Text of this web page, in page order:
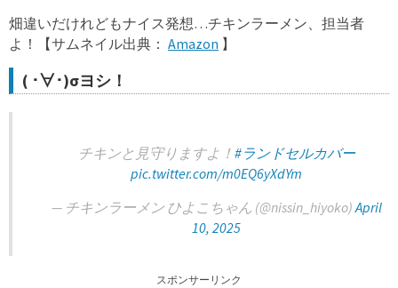
畑違いだけれどもナイス発想…チキンラーメン、担当者
よ！【サムネイル出典： Amazon 】
( ･∀･)σヨシ！
チキンと見守りますよ！ #ランドセルカバー
pic.twitter.com/m0EQ6yXdYm
— チキンラーメン ひよこちゃん (@nissin_hiyoko)April
10, 2025
スポンサーリンク